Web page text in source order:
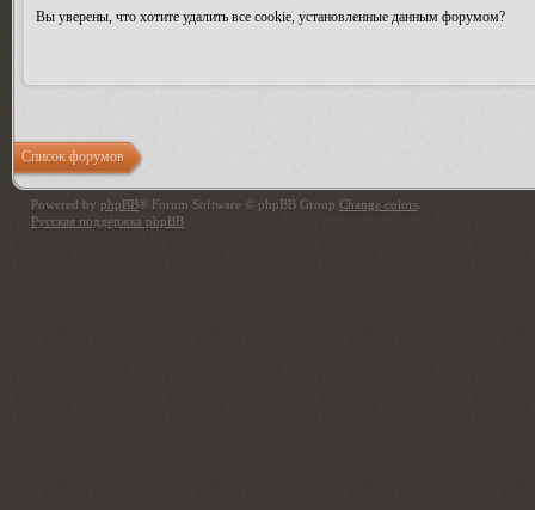
Вы уверены, что хотите удалить все cookie, установленные данным форумом?
Список форумов
Powered by phpBB® Forum Software © phpBB Group Change colors
Русская поддержка phpBB